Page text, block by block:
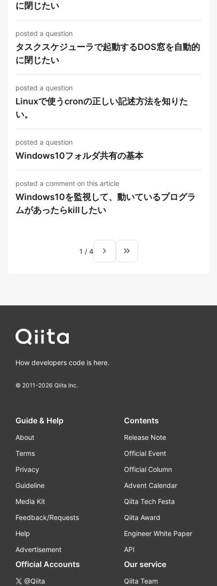
に閉じたい
posted a question
タスクスケジューラで起動するDOS窓を自動的
に閉じたい
posted a question
Linuxで使うcronの正しい記述方法を知りた
い。
posted a question
Windows10フォルダ共有の基本
posted a comment on this article
Windows10を監視して、動いているプログラ
ムがあったらkillしたい
1 / 4 navigate_next keyboard_double_arrow_right
How developers code is here.
© 2011-2026 Qiita Inc.
Guide & Help
About
Terms
Privacy
Guideline
Media Kit
Feedback/Requests
Help
Advertisement
Contents
Release Note
Official Event
Official Column
Advent Calendar
Qiita Tech Festa
Qiita Award
Engineer White Paper
API
Official Accounts
@Qiita
Our service
Qiita Team